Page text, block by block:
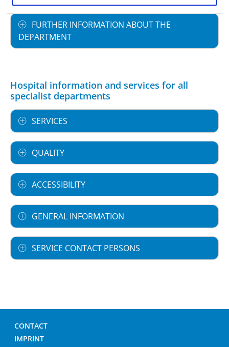
FURTHER INFORMATION ABOUT THE
DEPARTMENT
Hospital information and services for all
specialist departments
SERVICES
QUALITY
ACCESSIBILITY
GENERAL INFORMATION
SERVICE CONTACT PERSONS
CONTACT
IMPRINT